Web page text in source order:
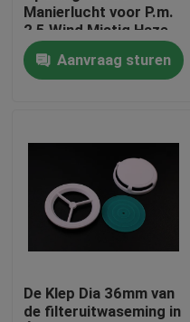
Fabriekstocht
Kwaliteitscontrole
Nieuws
Vraag een offerte
Plastic Spuitenkappen
Plastic Kroonkurk
Manierlucht voor P.m.
2,5 Wind Mistig Haze
Cover
Aanvraag sturen
De Klep Dia 36mm van
de filteruitwaseming in